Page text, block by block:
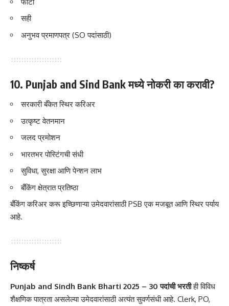
सही
अनुभव प्रमाणपत्र (SO पदांसाठी)
10. Punjab and Sind Bank मध्ये नोकरी का करावी?
सरकारी बँकेत स्थिर करिअर
उत्कृष्ट वेतनमान
जलद प्रमोशन
भारतभर पोस्टिंगची संधी
सुविधा, सुरक्षा आणि पेन्शन लाभ
बँकिंग क्षेत्रात प्रतिष्ठा
बँकिंग करिअर करू इच्छिणाऱ्या उमेदवारांसाठी PSB एक मजबूत आणि स्थिर पर्याय
आहे.
निष्कर्ष
Punjab and Sindh Bank Bharti 2025 – 30 पदांची भरतीही विविध
शैक्षणिक पात्रता असलेल्या उमेदवारांसाठी अत्यंत सुवर्णसंधी आहे. Clerk, PO,